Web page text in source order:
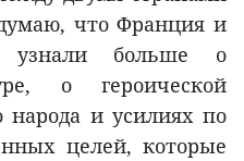
что Франция и
узнали больше о
о героической
народа и усилиях по
целей, которые